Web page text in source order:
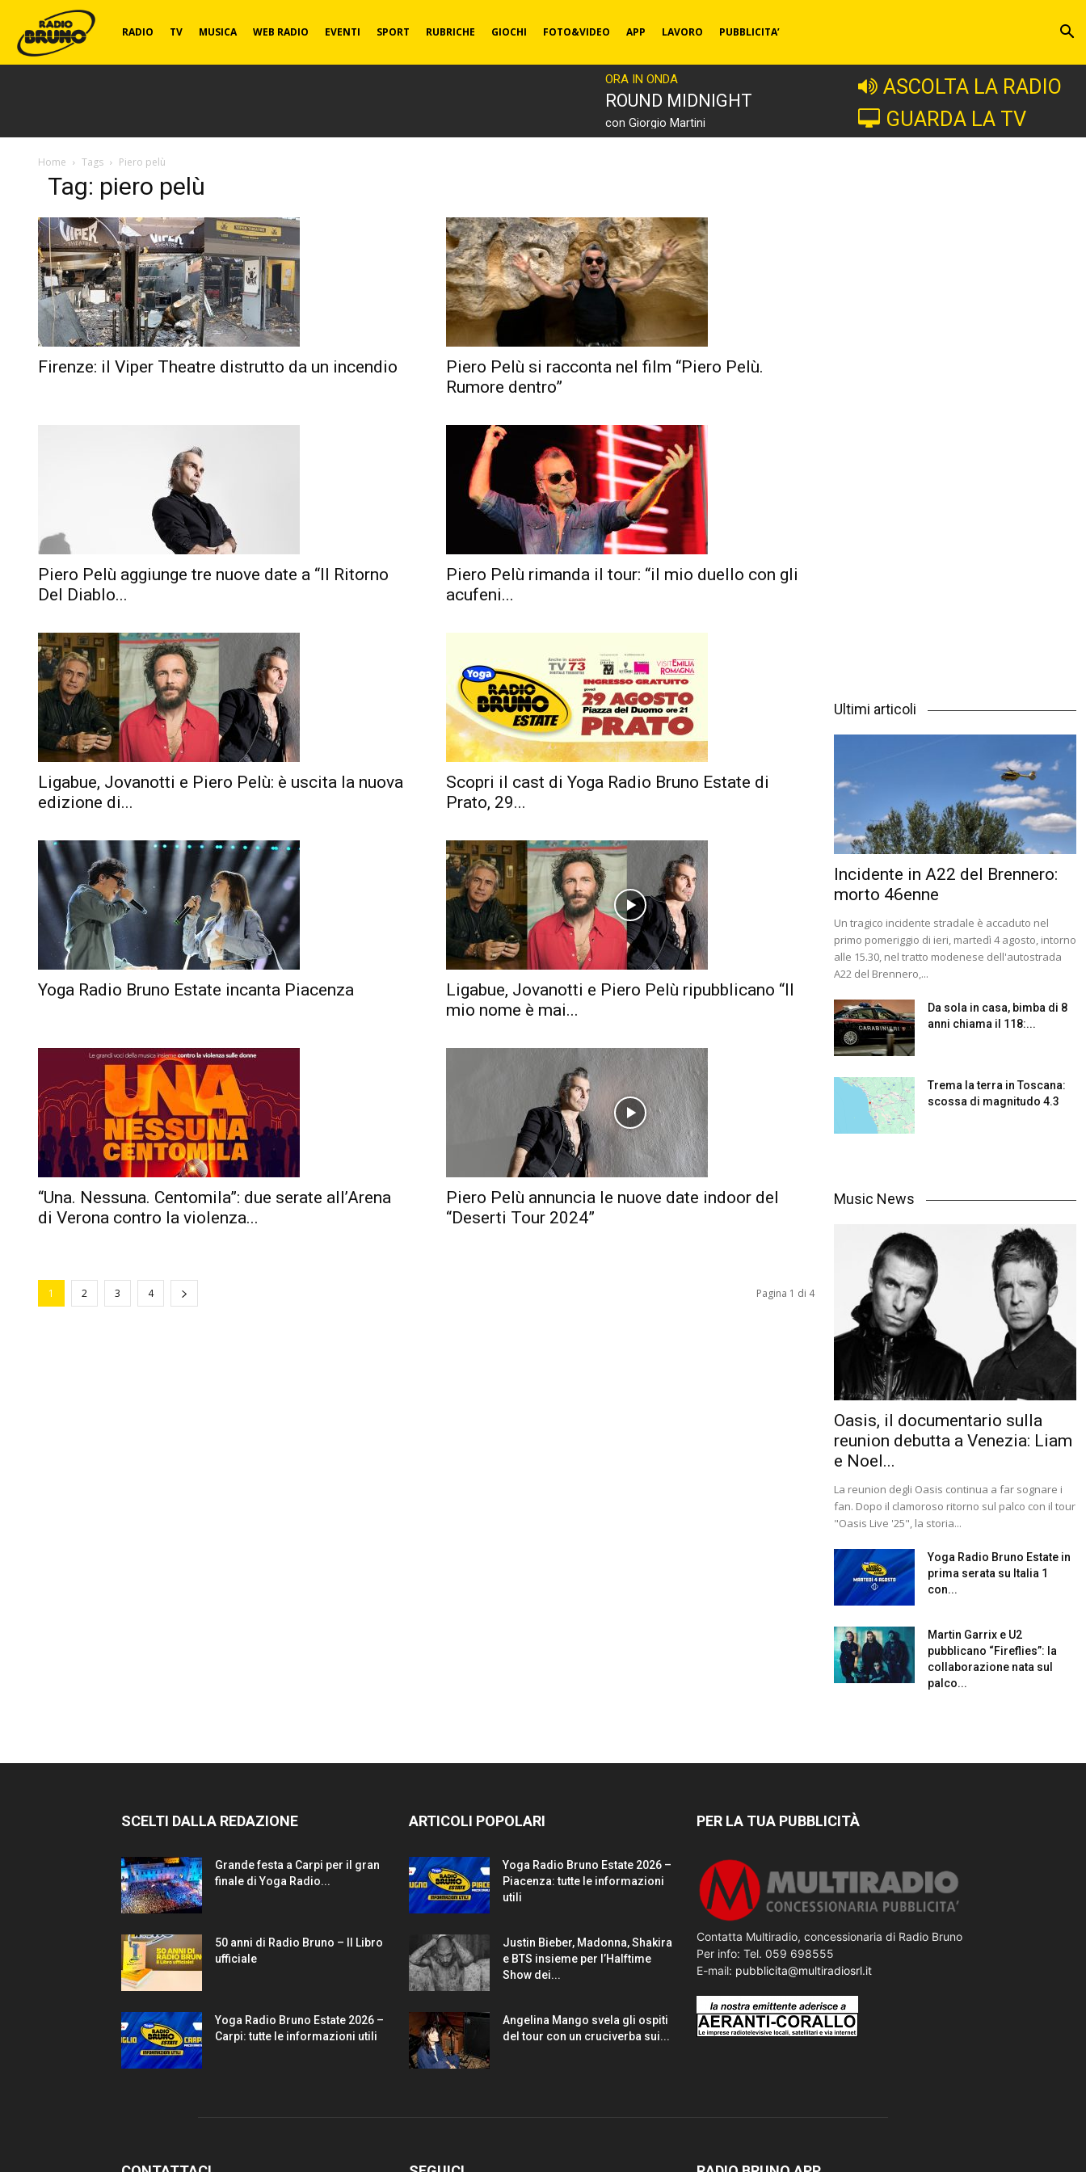
Radio
RADIO TV MUSICA WEB RADIO EVENTI SPORT RUBRICHE GIOCHI FOTO&VIDEO APP LAVORO PUBBLICITA’
ORA IN ONDA
ROUND MIDNIGHT
con Giorgio Martini
ASCOLTA LA RADIO
GUARDA LA TV
Home Tags Piero pelù
Tag: piero pelù
Firenze: il Viper Theatre distrutto da un incendio
Piero Pelù si racconta nel film “Piero Pelù.
Rumore dentro”
Piero Pelù aggiunge tre nuove date a “Il Ritorno
Del Diablo...
Piero Pelù rimanda il tour: “il mio duello con gli
acufeni...
Ligabue, Jovanotti e Piero Pelù: è uscita la nuova
edizione di...
Scopri il cast di Yoga Radio Bruno Estate di
Prato, 29...
Yoga Radio Bruno Estate incanta Piacenza
Ligabue, Jovanotti e Piero Pelù ripubblicano “Il
mio nome è mai...
“Una. Nessuna. Centomila”: due serate all’Arena
di Verona contro la violenza...
Piero Pelù annuncia le nuove date indoor del
“Deserti Tour 2024”
1 2 3 4 Pagina 1 di 4
Ultimi articoli
Incidente in A22 del Brennero:
morto 46enne
Un tragico incidente stradale è accaduto nel
primo pomeriggio di ieri, martedì 4 agosto, intorno
alle 15.30, nel tratto modenese dell'autostrada
A22 del Brennero,...
Da sola in casa, bimba di 8
anni chiama il 118:...
Trema la terra in Toscana:
scossa di magnitudo 4.3
Music News
Oasis, il documentario sulla
reunion debutta a Venezia: Liam
e Noel...
La reunion degli Oasis continua a far sognare i
fan. Dopo il clamoroso ritorno sul palco con il tour
"Oasis Live '25", la storia...
Yoga Radio Bruno Estate in
prima serata su Italia 1
con...
Martin Garrix e U2
pubblicano “Fireflies”: la
collaborazione nata sul
palco...
SCELTI DALLA REDAZIONE
Grande festa a Carpi per il gran
finale di Yoga Radio...
50 anni di Radio Bruno – Il Libro
ufficiale
Yoga Radio Bruno Estate 2026 –
Carpi: tutte le informazioni utili
ARTICOLI POPOLARI
Yoga Radio Bruno Estate 2026 –
Piacenza: tutte le informazioni
utili
Justin Bieber, Madonna, Shakira
e BTS insieme per l’Halftime
Show dei...
Angelina Mango svela gli ospiti
del tour con un cruciverba sui...
PER LA TUA PUBBLICITÀ
Contatta Multiradio, concessionaria di Radio Bruno
Per info: Tel. 059 698555
E-mail: pubblicita@multiradiosrl.it